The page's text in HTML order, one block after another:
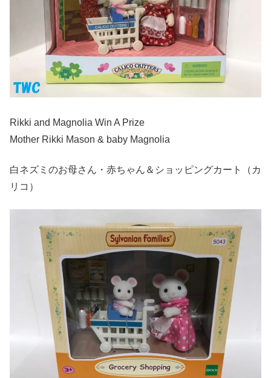
Rikki and Magnolia Win A Prize
Mother Rikki Mason & baby Magnolia
白ネズミのお母さん・赤ちゃん＆ショッピングカート（カ
リコ）